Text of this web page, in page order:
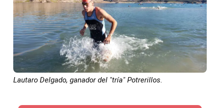
Lautaro Delgado, ganador del "tría" Potrerillos.